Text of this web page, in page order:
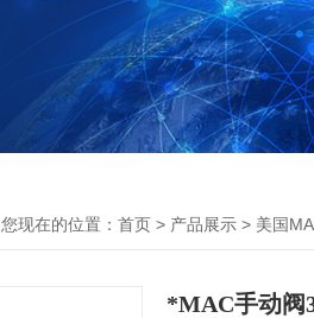
您现在的位置： 首页 > 产品展示 > 美国
*MAC手动阀